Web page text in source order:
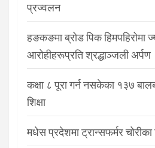
प्रज्वलन
हङकङमा ब्रोड पिक हिमपहिरोमा
आरोहीहरूप्रति श्रद्धाञ्जली अर्पण
कक्षा ८ पूरा गर्न नसकेका १३७
शिक्षा
मधेस प्रदेशमा ट्रान्सफर्मर